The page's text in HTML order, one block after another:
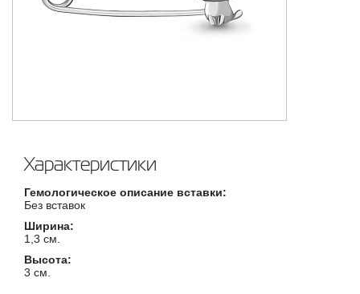
Характеристики
Гемологическое описание вставки:
Без вставок
Ширина:
1,3 см.
Высота:
3 см.